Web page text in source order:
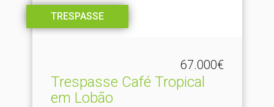
TRESPASSE
67.000€
Trespasse Café Tropical
em Lobão